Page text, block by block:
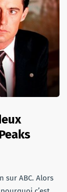
sur ABC. Alors